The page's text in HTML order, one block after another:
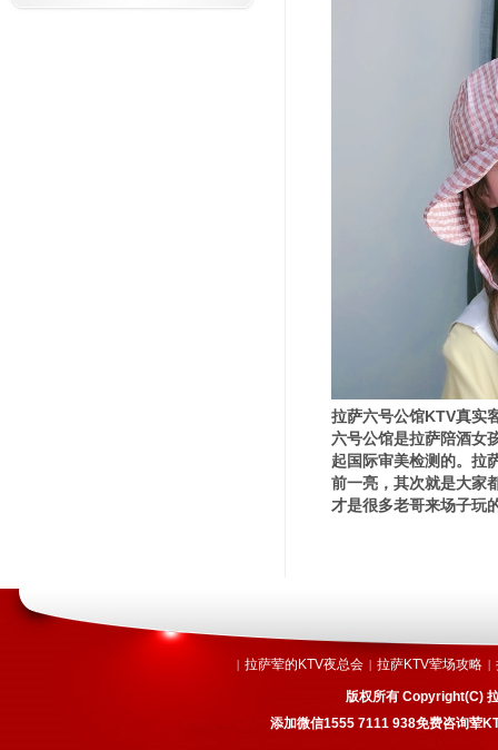
拉萨六号公馆KTV真实
六号公馆是拉萨陪酒女
起国际审美检测的。拉
前一亮，其次就是大家
才是很多老哥来场子玩
| 拉萨荤的KTV夜总会 | 拉萨KTV荤场攻略 |
版权所有 Copyright(C)
添加微信1555 7111 938免费咨询荤